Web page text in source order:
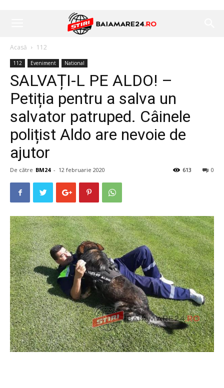
Acasă 112
112 Eveniment National
SALVAȚI-L PE ALDO! –
Petiția pentru a salva un
salvator patruped. Câinele
polițist Aldo are nevoie de
ajutor
De către BM24 - 12 februarie 2020 0
613